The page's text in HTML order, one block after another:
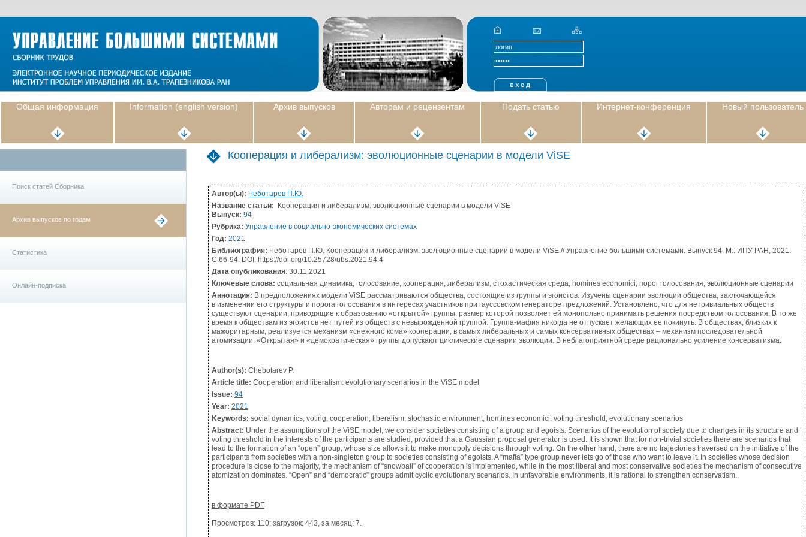
Общая информация Information (english version) Архив выпусков Авторам и рецензентам Подать статью Интернет-конференция Новый пользователь
Поиск статей Сборника
Архив выпусков по годам
Статистика
Онлайн-подписка
Кооперация и либерализм: эволюционные сценарии в модели ViSE
Автор(ы): Чеботарев П.Ю.
Название статьи: Кооперация и либерализм: эволюционные сценарии в модели ViSE
Выпуск: 94
Рубрика: Управление в социально-экономических системах
Год: 2021
Библиография: Чеботарев П.Ю. Кооперация и либерализм: эволюционные сценарии в модели ViSE // Управление большими системами. Выпуск 94. М.: ИПУ РАН, 2021.
С.66-94. DOI: https://doi.org/10.25728/ubs.2021.94.4
Дата опубликования: 30.11.2021
Ключевые слова: социальная динамика, голосование, кооперация, либерализм, стохастическая среда, homines economici, порог голосования, эволюционные сценарии
Аннотация: В предположениях модели ViSE рассматриваются общества, состоящие из группы и эгоистов. Изучены сценарии эволюции общества, заключающейся
в изменении его структуры и порога голосования в интересах участников при гауссовском генераторе предложений. Установлено, что для нетривиальных обществ
существуют сценарии, приводящие к образованию «открытой» группы, размер которой позволяет ей монопольно принимать решения посредством голосования. В то же
время к обществам из эгоистов нет путей из обществ с невырожденной группой. Группа-мафия никогда не отпускает желающих ее покинуть. В обществах, близких к
мажоритарным, реализуется механизм «снежного кома» кооперации, в самых либеральных и самых консервативных обществах – механизм последовательной
атомизации. «Открытая» и «демократическая» группы допускают циклические сценарии эволюции. В неблагоприятной среде рационально усиление консерватизма.
Author(s): Chebotarev P.
Article title: Cooperation and liberalism: evolutionary scenarios in the ViSE model
Issue: 94
Year: 2021
Keywords: social dynamics, voting, cooperation, liberalism, stochastic environment, homines economici, voting threshold, evolutionary scenarios
Abstract: Under the assumptions of the ViSE model, we consider societies consisting of a group and egoists. Scenarios of the evolution of society due to changes in its structure and
voting threshold in the interests of the participants are studied, provided that a Gaussian proposal generator is used. It is shown that for non-trivial societies there are scenarios that
lead to the formation of an “open” group, whose size allows it to make monopoly decisions through voting. On the other hand, there are no trajectories traversed on the initiative of the
participants from societies with a non-singleton group to societies consisting of egoists. A “mafia” type group never lets go of those who want to leave it. In societies whose decision
procedure is close to the majority, the mechanism of “snowball” of cooperation is implemented, while in the most liberal and most conservative societies the mechanism of consecutive
atomization dominates. “Open” and “democratic” groups admit cyclic evolutionary scenarios. In unfavorable environments, it is rational to strengthen conservatism.
в формате PDF
Просмотров: 110; загрузок: 443, за месяц: 7.